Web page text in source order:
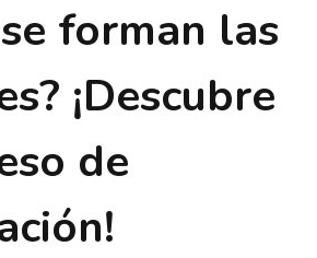
forman las
¡Descubre
de